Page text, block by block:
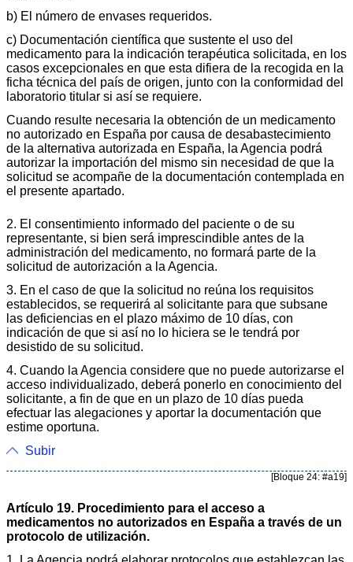
b) El número de envases requeridos.
c) Documentación científica que sustente el uso del
medicamento para la indicación terapéutica solicitada, en los
casos excepcionales en que esta difiera de la recogida en la
ficha técnica del país de origen, junto con la conformidad del
laboratorio titular si así se requiere.
Cuando resulte necesaria la obtención de un medicamento
no autorizado en España por causa de desabastecimiento
de la alternativa autorizada en España, la Agencia podrá
autorizar la importación del mismo sin necesidad de que la
solicitud se acompañe de la documentación contemplada en
el presente apartado.
2. El consentimiento informado del paciente o de su
representante, si bien será imprescindible antes de la
administración del medicamento, no formará parte de la
solicitud de autorización a la Agencia.
3. En el caso de que la solicitud no reúna los requisitos
establecidos, se requerirá al solicitante para que subsane
las deficiencias en el plazo máximo de 10 días, con
indicación de que si así no lo hiciera se le tendrá por
desistido de su solicitud.
4. Cuando la Agencia considere que no puede autorizarse el
acceso individualizado, deberá ponerlo en conocimiento del
solicitante, a fin de que en un plazo de 10 días pueda
efectuar las alegaciones y aportar la documentación que
estime oportuna.
Subir
[Bloque 24: #a19]
Artículo 19. Procedimiento para el acceso a
medicamentos no autorizados en España a través de un
protocolo de utilización.